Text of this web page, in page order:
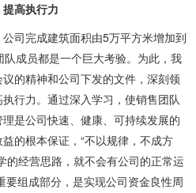
高执行力
司完成建筑面积由5万平方米增加到
成员都是一个巨大考验。为此，我
的精神和公司下发的文件，深刻领
行力。通过深入学习，使销售团队
是公司快速、健康、可持续发展的
的根本保证，“不以规律，不成方
的经营思路，就不会有公司的正常运
组成部分，是实现公司资金良性周